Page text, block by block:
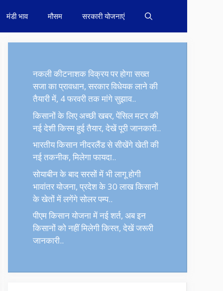
मंडी भाव मौसम सरकारी योजनाएं
नकली कीटनाशक विक्रय पर होगा सख्त
सजा का प्रावधान, सरकार विधेयक लाने की
तैयारी में, 4 फरवरी तक मांगे सुझाव..
किसानों के लिए अच्छी खबर, पेंसिल मटर की
नई देशी किस्म हुई तैयार, देखें पूरी जानकारी..
भारतीय किसान नीदरलैंड से सीखेंगे खेती की
नई तकनीक, मिलेगा फायदा..
सोयाबीन के बाद सरसों में भी लागू होगी
भावांतर योजना, प्रदेश के 30 लाख किसानों
के खेतों में लगेंगे सोलर पम्प..
पीएम किसान योजना में नई शर्त, अब इन
किसानों को नहीं मिलेगी किस्त, देखें जरूरी
जानकारी..